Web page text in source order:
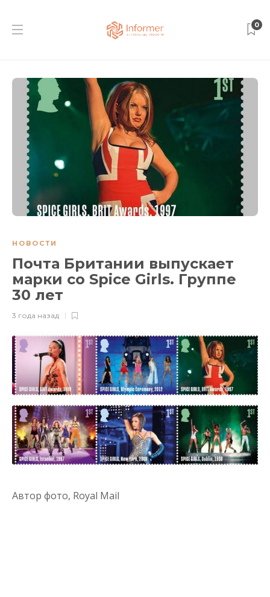
0
НОВОСТИ
Почта Британии выпускает
марки со Spice Girls. Группе
30 лет
3 года назад
Автор фото, Royal Mail